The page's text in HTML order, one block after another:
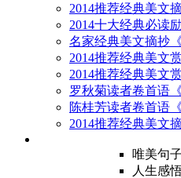
2014推荐经典美文
2014十大经典必读
名家经典美文摘抄
2014推荐经典美文
2014推荐经典美文
罗秋菊读者卷首语
陈桂芳读者卷首语
2014推荐经典美文
唯美句子
人生感